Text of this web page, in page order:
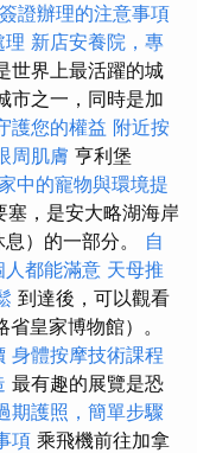
證辦理的注意事項
理 新店安養院，專
世界上最活躍的城
市之一，同時是加
護您的權益 附近按
周肌膚 亨利堡
中的寵物與環境提
，是安大略湖海岸
）的一部分。 自
人都能滿意 天母推
到達後，可以觀看
皇家博物館）。
身體按摩技術課程
最有趣的展覽是恐
期護照，簡單步驟
項 乘飛機前往加拿